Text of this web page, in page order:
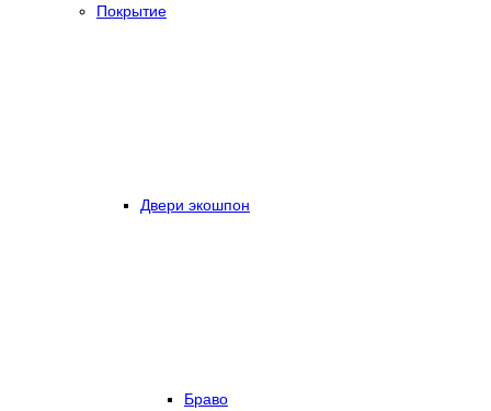
Покрытие
Двери экошпон
Браво